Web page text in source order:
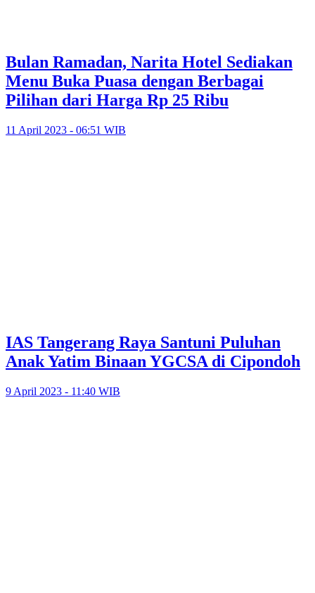
Bulan Ramadan, Narita Hotel Sediakan
Menu Buka Puasa dengan Berbagai
Pilihan dari Harga Rp 25 Ribu
11 April 2023 - 06:51 WIB
IAS Tangerang Raya Santuni Puluhan
Anak Yatim Binaan YGCSA di Cipondoh
9 April 2023 - 11:40 WIB